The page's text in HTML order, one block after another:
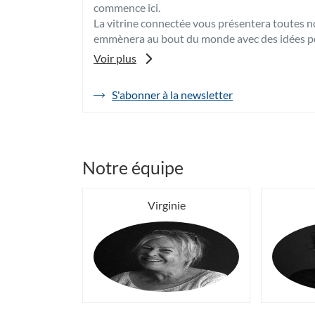
commence ici.
La vitrine connectée vous présentera toutes
emmènera au bout du monde avec des idées
Enfin, vous trouverez dans notre agence un
voyages Club Med.
Nos Travel Planners*, Elise, Virginie et
Au plaisir de vous recevoir très
Voir plus
S'abonner à la newsletter
de
Arago
|
Notre équipe
Virginie